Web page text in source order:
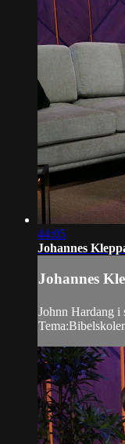
44:05
Johannes
Johannes
Johnn Hardang i